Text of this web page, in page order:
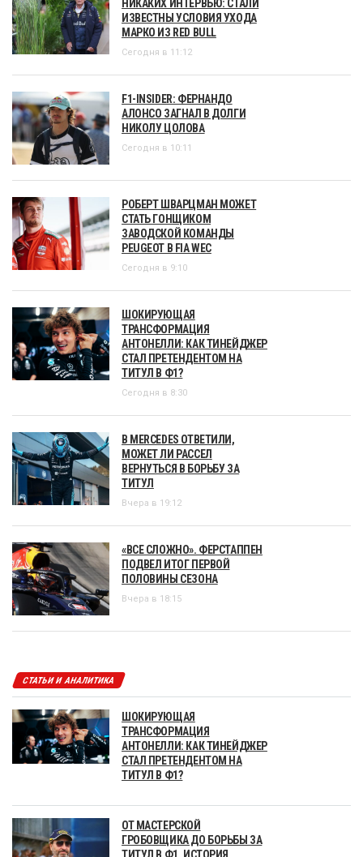
НИКАКИХ ИНТЕРВЬЮ: СТАЛИ
ИЗВЕСТНЫ УСЛОВИЯ УХОДА
МАРКО ИЗ RED BULL
Сегодня в 11:12
F1-INSIDER: ФЕРНАНДО
АЛОНСО ЗАГНАЛ В ДОЛГИ
НИКОЛУ ЦОЛОВА
Сегодня в 10:11
РОБЕРТ ШВАРЦМАН МОЖЕТ
СТАТЬ ГОНЩИКОМ
ЗАВОДСКОЙ КОМАНДЫ
PEUGEOT В FIA WEC
Сегодня в 9:10
ШОКИРУЮЩАЯ
ТРАНСФОРМАЦИЯ
АНТОНЕЛЛИ: КАК ТИНЕЙДЖЕР
СТАЛ ПРЕТЕНДЕНТОМ НА
ТИТУЛ В Ф1?
Сегодня в 8:30
В MERCEDES ОТВЕТИЛИ,
МОЖЕТ ЛИ РАССЕЛ
ВЕРНУТЬСЯ В БОРЬБУ ЗА
ТИТУЛ
Вчера в 19:12
«ВСЕ СЛОЖНО». ФЕРСТАППЕН
ПОДВЕЛ ИТОГ ПЕРВОЙ
ПОЛОВИНЫ СЕЗОНА
Вчера в 18:15
СТАТЬИ И АНАЛИТИКА
ШОКИРУЮЩАЯ
ТРАНСФОРМАЦИЯ
АНТОНЕЛЛИ: КАК ТИНЕЙДЖЕР
СТАЛ ПРЕТЕНДЕНТОМ НА
ТИТУЛ В Ф1?
ОТ МАСТЕРСКОЙ
ГРОБОВЩИКА ДО БОРЬБЫ ЗА